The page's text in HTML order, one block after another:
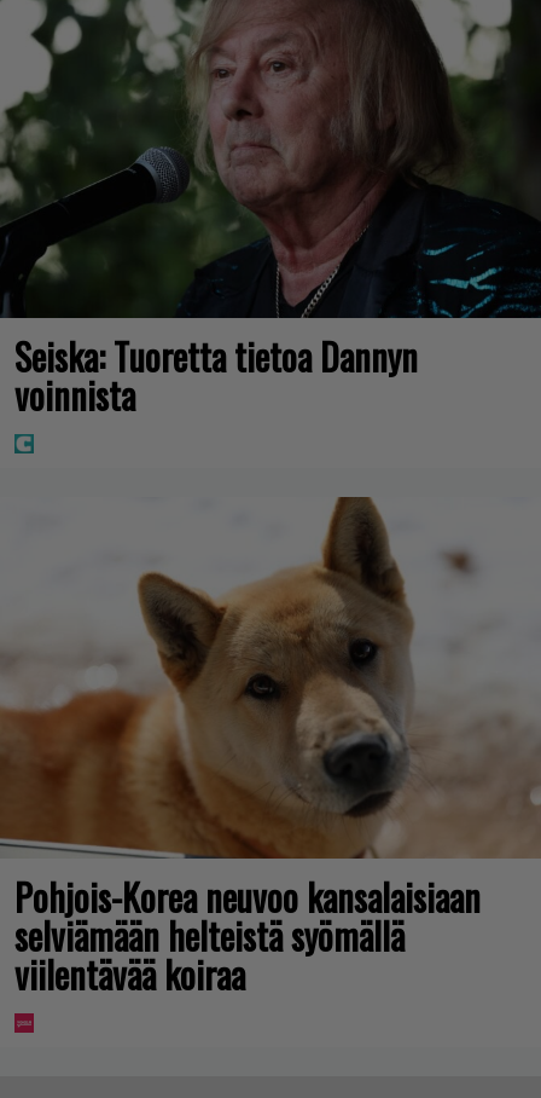
Seiska: Tuoretta tietoa Dannyn
voinnista
Pohjois-Korea neuvoo kansalaisiaan
selviämään helteistä syömällä
viilentävää koiraa